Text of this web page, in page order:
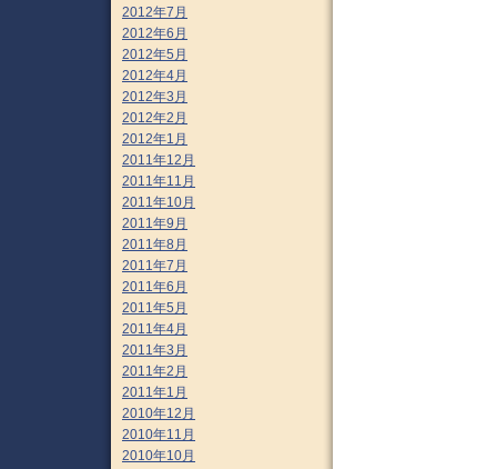
2012年7月
2012年6月
2012年5月
2012年4月
2012年3月
2012年2月
2012年1月
2011年12月
2011年11月
2011年10月
2011年9月
2011年8月
2011年7月
2011年6月
2011年5月
2011年4月
2011年3月
2011年2月
2011年1月
2010年12月
2010年11月
2010年10月